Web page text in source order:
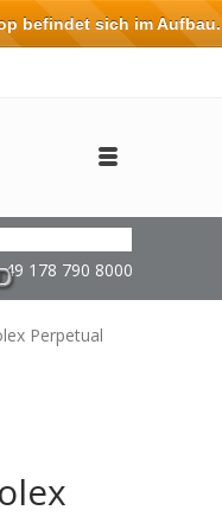
178 790 8000
Perpetual
befindet sich im Aufbau.
eingehalten oder erfüllt